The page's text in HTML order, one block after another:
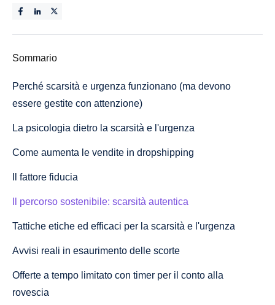
Sommario
Perché scarsità e urgenza funzionano (ma devono
essere gestite con attenzione)
La psicologia dietro la scarsità e l'urgenza
Come aumenta le vendite in dropshipping
Il fattore fiducia
Il percorso sostenibile: scarsità autentica
Tattiche etiche ed efficaci per la scarsità e l'urgenza
Avvisi reali in esaurimento delle scorte
Offerte a tempo limitato con timer per il conto alla
rovescia